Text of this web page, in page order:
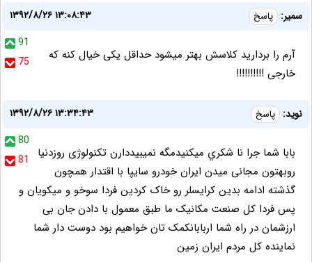
سمیر: پاسخ
۱۳۹۲/۸/۲۶ ۱۳:۰۸:۴۳
91
75
آرم را بردارید کلاسش بهتر میشود حداقل یکی خیال کنه که
خارجی !!!!!!!!!!
نويد: پاسخ
۱۳۹۲/۸/۲۶ ۱۳:۳۴:۴۳
80
81
بابا شما جرا نا شكري ميكنيدمگه نمیبیددارن تکنولوژی روزدنیا
روبهتون مجانی میدن ایران خودرو سایپا با اقتدار همچون
گذشته ادامه بدین کرایسلر رو خاک کردین فردا سوخو و میکویان و
پس فردا کل صنعت مکانیک ما طبق معمول با دادن جان بی
ارزشمان در راه شما اربابانکمک تان خواهیم بود دوست دار شما
نماینده کل مردم ایران زمین